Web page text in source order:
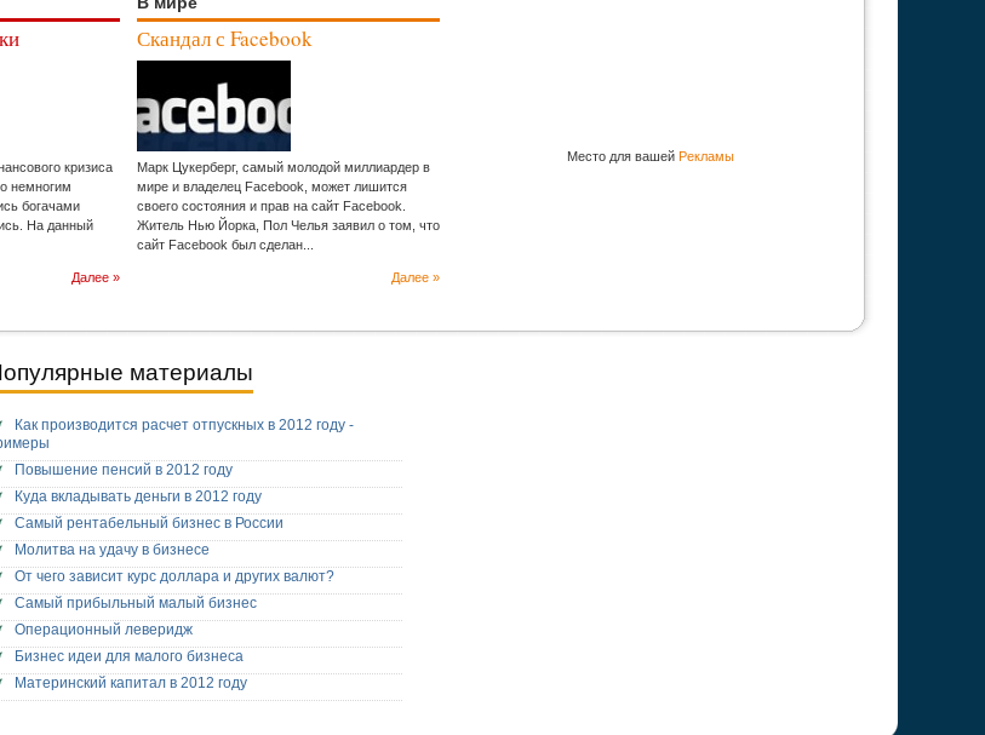
кризиса
немногим
богачами
На данный
Далее »
Скандал с Facebook
Марк Цукерберг, самый молодой миллиардер в
мире и владелец Facebook, может лишится
своего состояния и прав на сайт Facebook.
Житель Нью Йорка, Пол Челья заявил о том, что
сайт Facebook был сделан...
Далее »
Место для вашей Рекламы
материалы
Как производится расчет отпускных в 2012 году -
Повышение пенсий в 2012 году
Куда вкладывать деньги в 2012 году
Самый рентабельный бизнес в России
Молитва на удачу в бизнесе
От чего зависит курс доллара и других валют?
Самый прибыльный малый бизнес
Операционный леверидж
Бизнес идеи для малого бизнеса
Материнский капитал в 2012 году